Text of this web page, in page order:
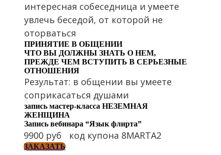
интересная собеседница и умеете
увлечь беседой, от которой не
оторваться
ПРИНЯТИЕ В ОБЩЕНИИ
ЧТО ВЫ ДОЛЖНЫ ЗНАТЬ О НЕМ,
ПРЕЖДЕ ЧЕМ ВСТУПИТЬ В СЕРЬЕЗНЫЕ
ОТНОШЕНИЯ
Результат: в общении вы умеете
соприкасаться душами
запись мастер-класса НЕЗЕМНАЯ
ЖЕНЩИНА
Запись вебинара “Язык флирта”
9900 руб код купона 8MARTA2
ЗАКАЗАТЬ